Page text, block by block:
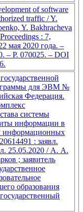
of software
traffic / Y.
Y. Bakhracheva
: 7,
мая 2020 года. –
– P. 070025. – DOI
для ЭВМ №
Федерация.
системы
информации в
информационных
: заявл.
25.05.2020 / А. А.
; заявитель
образования